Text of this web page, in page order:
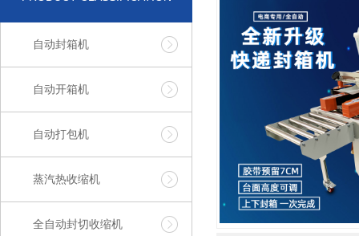
自动封箱机
自动开箱机
自动打包机
蒸汽热收缩机
全自动封切收缩机